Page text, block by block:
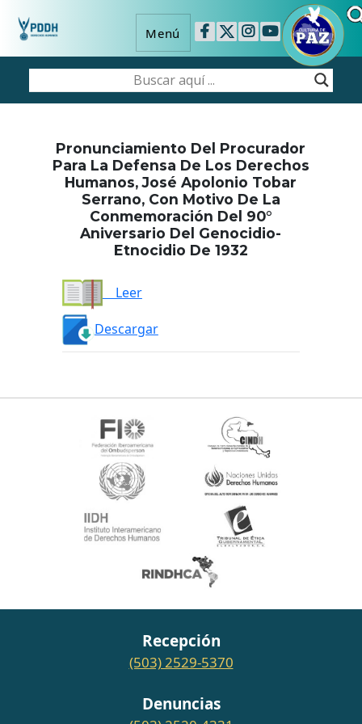
Menú
Pronunciamiento Del Procurador
Para La Defensa De Los Derechos
Humanos, José Apolonio Tobar
Serrano, Con Motivo De La
Conmemoración Del 90°
Aniversario Del Genocidio-
Etnocidio De 1932
Leer
Descargar
Recepción
(503) 2529-5370
Denuncias